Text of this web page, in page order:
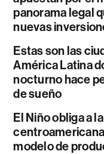
panorama legal
nuevas
Estas son las
América Latina
nocturno hace
de sueño
El Niño obliga a
modelo de